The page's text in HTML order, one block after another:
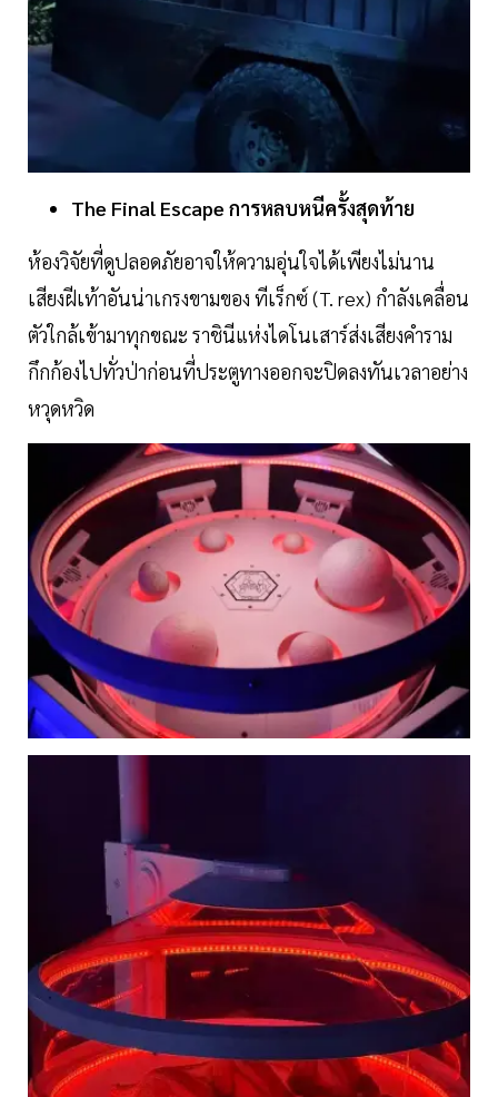
The Final Escape การหลบหนีครั้งสุดท้าย
ห้องวิจัยที่ดูปลอดภัยอาจให้ความอุ่นใจได้เพียงไม่นาน
เสียงฝีเท้าอันน่าเกรงขามของ ทีเร็กซ์ (T. rex) กำลังเคลื่อน
ตัวใกล้เข้ามาทุกขณะ ราชินีแห่งไดโนเสาร์ส่งเสียงคำราม
กึกก้องไปทั่วป่าก่อนที่ประตูทางออกจะปิดลงทันเวลาอย่าง
หวุดหวิด